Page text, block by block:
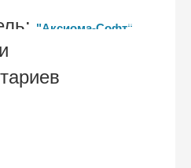
"Аксиома-Софт"